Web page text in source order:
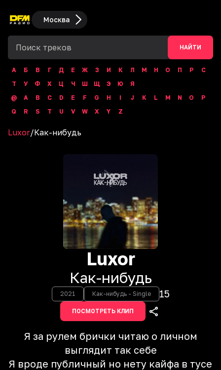
Москва
НАЙТИ
А Б В Г Д Е Ж З И К Л М Н О П Р
С
Т
У Ф Х Ц Ч Ш Щ Э Ю
Я
@
A B C D E F G H I J K L M N O
P
Q
R S T U V W X Y Z
Luxor/Как-нибудь
Luxor
Как-нибудь
2021 Как-нибудь - Single 15
ПОСМОТРЕТЬ КЛИП
Я за рулем брички читаю о личном
выглядит так себе
Я вроде публичный но нету кайфа в тусе